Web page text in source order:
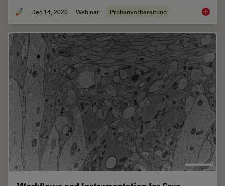
Dec 14, 2020 Webinar Probenvorbereitung High-